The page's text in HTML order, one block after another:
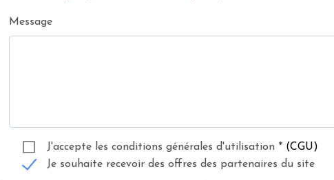
Message
J'accepte les conditions générales d'utilisation * (CGU)
Je souhaite recevoir des offres des partenaires du site